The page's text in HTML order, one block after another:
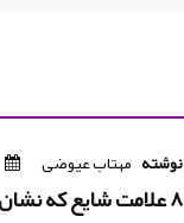
نوشته مهتاب عیوضی
8 علامت شایع که نشان می‌دهد کمبود ویتامین دارید